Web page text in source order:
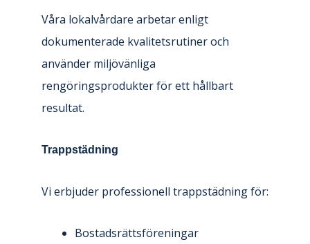
Våra lokalvårdare arbetar enligt
dokumenterade kvalitetsrutiner och
använder miljövänliga
rengöringsprodukter för ett hållbart
resultat.
Trappstädning
Vi erbjuder professionell trappstädning för:
Bostadsrättsföreningar